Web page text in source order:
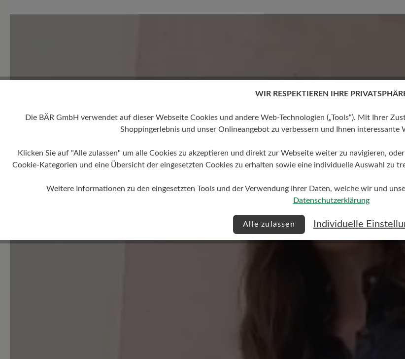
Teilen Sie Ihre Erfahrungen mit anderen
Kunden.
Bewertung schreiben
WIR RESPEKTIEREN IHRE
Die BÄR GmbH verwendet auf dieser Webseite Cookies und andere Web-Technologien („Tools“). Mit Ihrer
Shoppingerlebnis und unser Onlineangebot zu verbessern und Ihnen interessante
Klicken Sie auf "Alle zulassen" um alle Cookies zu akzeptieren und direkt zur Webseite weiter zu navigieren,
Cookie-Kategorien und eine Übersicht der eingesetzten Cookies zu erhalten sowie eine individuelle Auswahl zu
Weitere Informationen zu den eingesetzten Tools und der Verwendung Ihrer Daten, welche wir und
Datenschutzerklärung
Alle zulassen Individuelle